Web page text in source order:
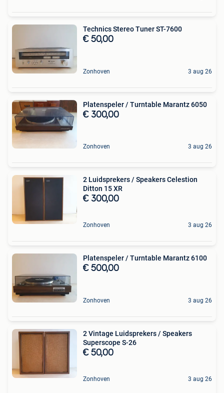
Technics Stereo Tuner ST-7600
€ 50,00
Zonhoven 3 aug 26
Platenspeler / Turntable Marantz 6050
€ 300,00
Zonhoven 3 aug 26
2 Luidsprekers / Speakers Celestion
Ditton 15 XR
€ 300,00
Zonhoven 3 aug 26
Platenspeler / Turntable Marantz 6100
€ 500,00
Zonhoven 3 aug 26
2 Vintage Luidsprekers / Speakers
Superscope S-26
€ 50,00
Zonhoven 3 aug 26